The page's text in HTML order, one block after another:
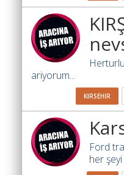
Hesaplama
Akaryakıt
Fiyatları
İhale
İlanlar
Söför
Arayanlar
ariyorum...
KIRSEHIR
Ford
her şeyi